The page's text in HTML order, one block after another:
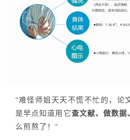
“难怪师姐天天不慌不忙的，论
是早点知道用它查文献、做数据
么煎熬了！“